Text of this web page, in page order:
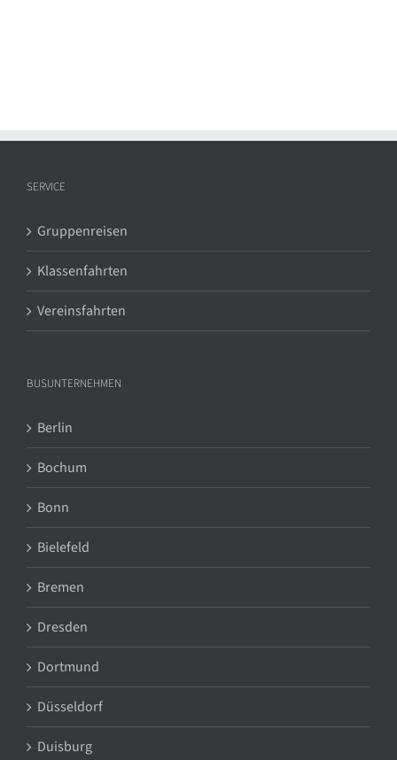
SERVICE
Gruppenreisen
Klassenfahrten
Vereinsfahrten
BUSUNTERNEHMEN
Berlin
Bochum
Bonn
Bielefeld
Bremen
Dresden
Dortmund
Düsseldorf
Duisburg